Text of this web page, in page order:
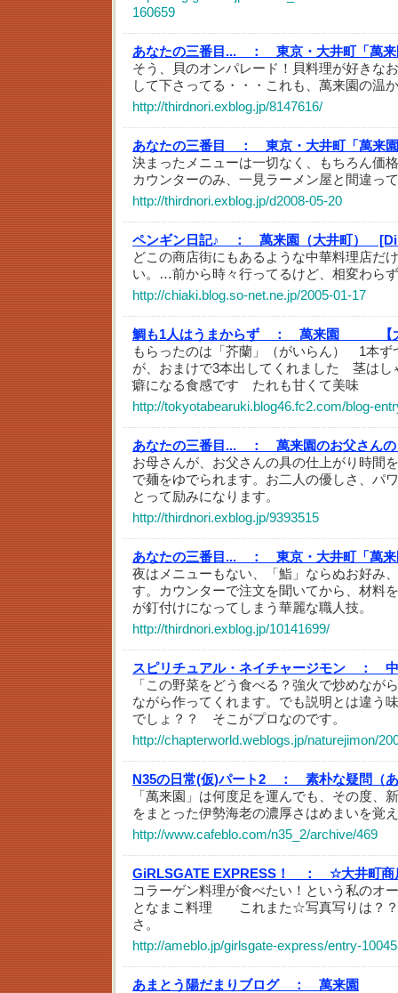
160659
あなたの三番目... ：
東京・大井町「萬
そう、貝のオンパレード！貝料理が好きな
して下さってる・・・これも、萬来園の温
http://thirdnori.exblog.jp/8147616/
あなたの三番目 ：
東京・大井町「萬来
決まったメニューは一切なく、もちろん価
カウンターのみ、一見ラーメン屋と間違っ
http://thirdnori.exblog.jp/d2008-05-20
ペンギン日記♪ ：
萬来園（大井町）
どこの商店街にもあるような中華料理店だ
い。…前から時々行ってるけど、相変わら
http://chiaki.blog.so-net.ne.jp/2005-01-17
鯛も1人はうまからず ：
萬来園 【大
もらったのは「芥蘭」（がいらん） 1本ず
が、おまけで3本出してくれました 茎はし
癖になる食感です たれも甘くて美味
http://tokyotabearuki.blog46.fc2.com/blog-
あなたの三番目... ：
萬来園のお父さん
お母さんが、お父さんの具の仕上がり時間
で麺をゆでられます。お二人の優しさ、パ
とって励みになります。
http://thirdnori.exblog.jp/9393515
あなたの三番目... ：
東京・大井町「萬
夜はメニューもない、「鮨」ならぬお好み
す。カウンターで注文を聞いてから、材料
が釘付けになってしまう華麗な職人技。
http://thirdnori.exblog.jp/10141699/
スピリチュアル・ネイチャージモン ：
「この野菜をどう食べる？強火で炒めなが
ながら作ってくれます。でも説明とは違う
でしょ？？ そこがプロなのです。
http://chapterworld.weblogs.jp/naturejimon/
N35の日常(仮)パート2 ：
素朴な疑問（
「萬来園」は何度足を運んでも、その度、
をまとった伊勢海老の濃厚さはめまいを覚
http://www.cafeblo.com/n35_2/archive/469
GiRLSGATE EXPRESS！ ：
☆大井町
コラーゲン料理が食べたい！という私のオ
となまこ料理 これまた☆写真写りは？
さ。
http://ameblo.jp/girlsgate-express/entry-
あまとう陽だまりブログ ：
萬来園